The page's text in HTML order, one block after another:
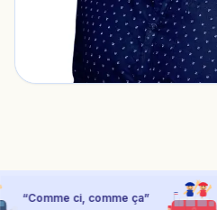
ça” “ Joie de vivre”